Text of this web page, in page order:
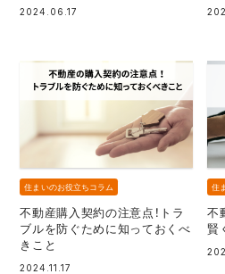
2024.06.17
住まいのお役立ちコラム
不動産購入契約の注意点！トラ
ブルを防ぐために知っておくべ
きこと
2024.11.17
住
不
賢